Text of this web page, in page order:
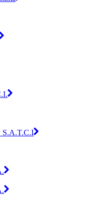
S.A.T.C.I